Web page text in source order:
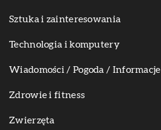
Sztuka i zainteresowania
Technologia i komputery
Wiadomości / Pogoda / Informacje
Zdrowie i fitness
Zwierzęta